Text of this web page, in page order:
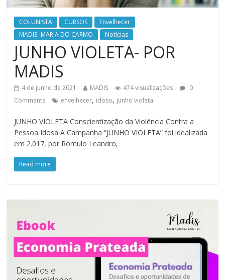
COLUNISTA CURSOS
Envelhecer
MADIS- MARIA DO CARMO
Notícias
JUNHO VIOLETA- POR
MADIS
4 de junho de 2021 MADIS 474 visualizações
0
Comments
envelhecer, idoso, junho violeta
JUNHO VIOLETA Conscientização da Violência Contra a
Pessoa Idosa A Campanha “JUNHO VIOLETA” foi idealizada
em 2.017, por Romulo Leandro,
Read more